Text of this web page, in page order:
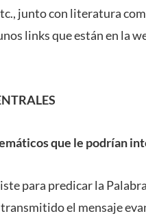
junto con literatura
links que están en la
que le podrían
para predicar la
el mensaje